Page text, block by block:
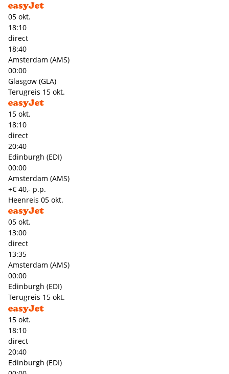
05 okt.
18:10
direct
18:40
Amsterdam (AMS)
00:00
Glasgow (GLA)
Terugreis 15 okt.
15 okt.
18:10
direct
20:40
Edinburgh (EDI)
00:00
Amsterdam (AMS)
+€ 40,- p.p.
Heenreis 05 okt.
05 okt.
13:00
direct
13:35
Amsterdam (AMS)
00:00
Edinburgh (EDI)
Terugreis 15 okt.
15 okt.
18:10
direct
20:40
Edinburgh (EDI)